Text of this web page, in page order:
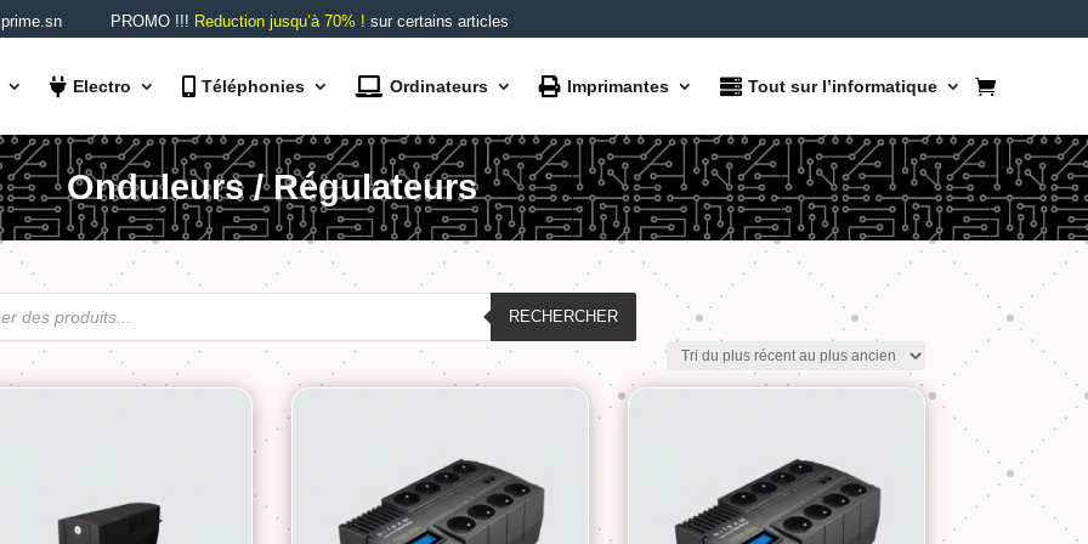
PROMO !!! Reduction jusqu’à 70% ! sur certains articles
Electro Téléphonies Ordinateurs Imprimantes Tout sur l’informatique
Onduleurs / Régulateurs
RECHERCHER